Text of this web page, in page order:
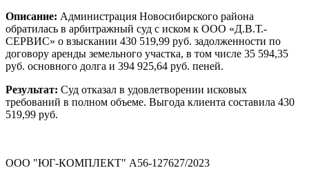
Описание: Администрация Новосибирского района
обратилась в арбитражный суд с иском к ООО «Д.В.Т.-
СЕРВИС» о взыскании 430 519,99 руб. задолженности по
договору аренды земельного участка, в том числе 35 594,35
руб. основного долга и 394 925,64 руб. пеней.
Результат: Суд отказал в удовлетворении исковых
требований в полном объеме. Выгода клиента составила 430
519,99 руб.
ООО "ЮГ-КОМПЛЕКТ" А56-127627/2023